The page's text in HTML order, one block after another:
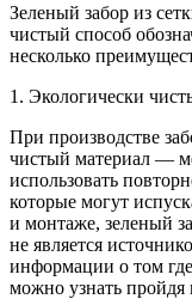
Зеленый забор из
чистый способ
несколько
1. Экологически
При производстве
чистый материал —
использовать
которые могут
и монтаже, зеленый
не является
информации о том где
можно узнать пройдя